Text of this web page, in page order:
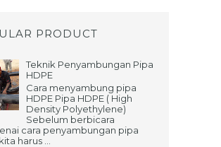
PRODUCT
Teknik Penyambungan Pipa
HDPE
Cara menyambung pipa
HDPE Pipa HDPE ( High
Density Polyethylene)
Sebelum berbicara
cara penyambungan pipa
harus ...